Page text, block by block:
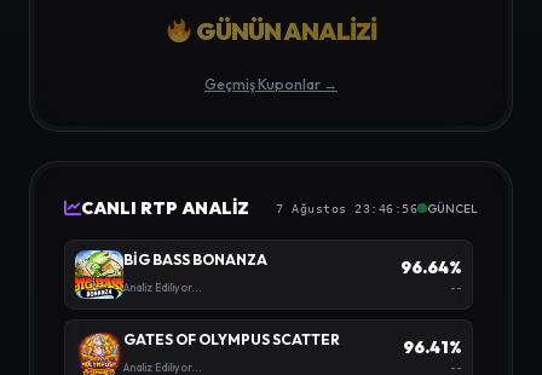
GÜNÜN ANALİZİ
Geçmiş Kuponlar →
CANLI RTP ANALİZ 7 Ağustos 23:46:56 GÜNCEL
BIG BASS BONANZA
Analiz Ediliyor...
96.64%
--
GATES OF OLYMPUS SCATTER
Analiz Ediliyor...
96.41%
--